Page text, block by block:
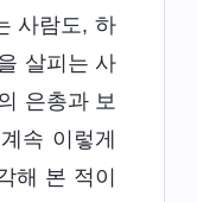
사람도, 하
살피는 사
은총과 보
속 이렇게
해 본 적이